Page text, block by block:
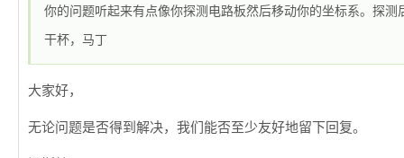
你的问题听起来有点像你探测电路板然后移动你的坐标系。探测
干杯，马丁
大家好，
无论问题是否得到解决，我们能否至少友好地留下回复。